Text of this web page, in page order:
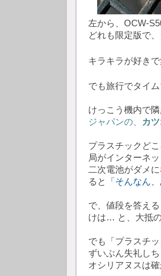
左から、OCW-
どれも限定版で
キラキラが好き
でも旅行でタイ
けっこう機内で
ジャパンの、
カ
プラスチックど
局がインターネ
二次電池がダメ
ると
「そんなん
で、値段を答え
けは… と、大抵
でも「プラスチ
ずいぶん失礼し
オシリアヌスは